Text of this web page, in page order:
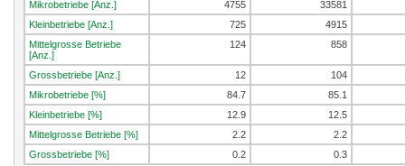
Mikrobetriebe [Anz.] 4755
33581
Kleinbetriebe [Anz.]
725
4915
Mittelgrosse Betriebe
[Anz.]
124 858
Grossbetriebe [Anz.] 12
104
Mikrobetriebe [%]
84.7
85.1
Kleinbetriebe [%]
12.9
12.5
Mittelgrosse Betriebe [%]
2.2
2.2
Grossbetriebe [%]
0.2 0.3